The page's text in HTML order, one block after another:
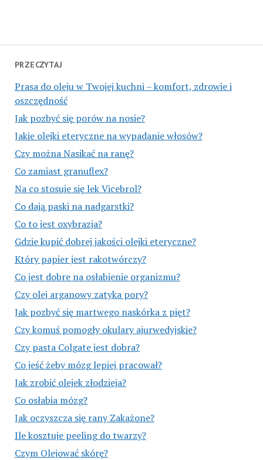
PRZECZYTAJ
Prasa do oleju w Twojej kuchni – komfort, zdrowie i
oszczędność
Jak pozbyć się porów na nosie?
Jakie olejki eteryczne na wypadanie włosów?
Czy można Nasikać na ranę?
Co zamiast granuflex?
Na co stosuje się lek Vicebrol?
Co dają paski na nadgarstki?
Co to jest oxybrazja?
Gdzie kupić dobrej jakości olejki eteryczne?
Który papier jest rakotwórczy?
Co jest dobre na osłabienie organizmu?
Czy olej arganowy zatyka pory?
Jak pozbyć się martwego naskórka z pięt?
Czy komuś pomogły okulary ajurwedyjskie?
Czy pasta Colgate jest dobra?
Co jeść żeby mózg lepiej pracował?
Jak zrobić olejek złodzieja?
Co osłabia mózg?
Jak oczyszcza się rany Zakażone?
Ile kosztuje peeling do twarzy?
Czym Olejować skórę?